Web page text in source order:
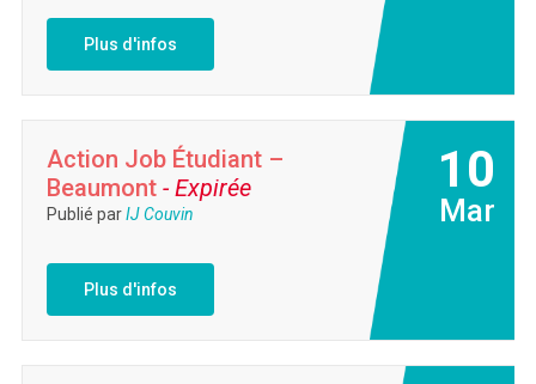
Plus d'infos
Action Job Étudiant –
Beaumont - Expirée
Publié par IJ Couvin
Plus d'infos
10
Mar